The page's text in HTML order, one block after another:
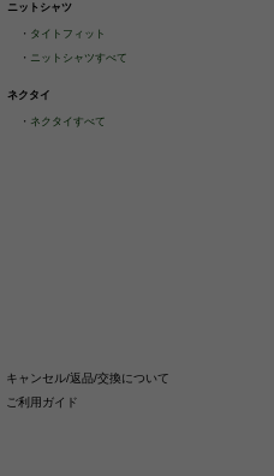
ニットシャツ
・ タイトフィット
・ ニットシャツすべて
ネクタイ
・ ネクタイすべて
キャンセル/返品/交換について
ご利用ガイド